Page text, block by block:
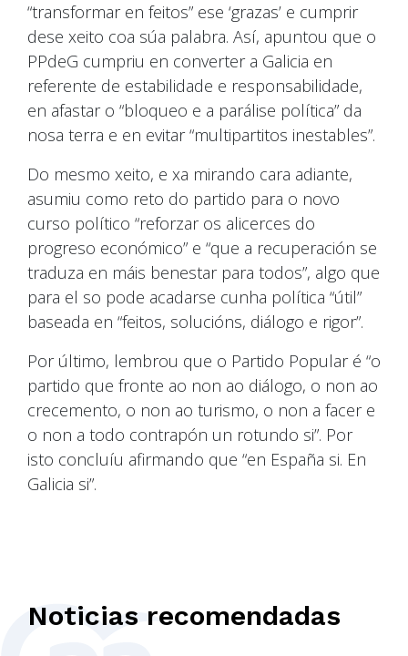
“transformar en feitos” ese ‘grazas’ e cumprir
dese xeito coa súa palabra. Así, apuntou que o
PPdeG cumpriu en converter a Galicia en
referente de estabilidade e responsabilidade,
en afastar o “bloqueo e a parálise política” da
nosa terra e en evitar “multipartitos inestables”.
Do mesmo xeito, e xa mirando cara adiante,
asumiu como reto do partido para o novo
curso político “reforzar os alicerces do
progreso económico” e “que a recuperación se
traduza en máis benestar para todos”, algo que
para el so pode acadarse cunha política “útil”
baseada en “feitos, solucións, diálogo e rigor”.
Por último, lembrou que o Partido Popular é “o
partido que fronte ao non ao diálogo, o non ao
crecemento, o non ao turismo, o non a facer e
o non a todo contrapón un rotundo si”. Por
isto concluíu afirmando que “en España si. En
Galicia si”.
Noticias recomendadas